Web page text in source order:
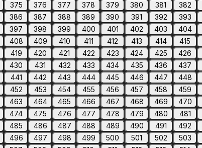
375
376 377 378 379 380 381 382
386
387 388 389 390 391 392 393
397
398 399 400 401 402 403 404
408
409 410 411 412 413 414 415
419
420 421 422 423 424 425 426
430
431 432 433 434 435 436 437
441
442 443 444 445 446 447 448
452
453 454 455 456 457 458 459
463
464 465 466 467 468 469 470
474
475 476 477 478 479 480 481
485
486 487 488 489 490 491 492
496
497 498 499 500 501 502 503